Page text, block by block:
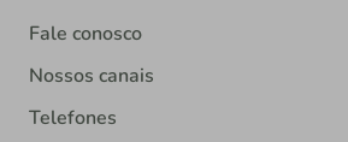
Fale conosco
Nossos canais
Telefones